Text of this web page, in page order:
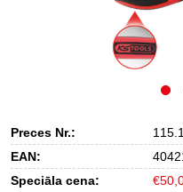
Preces Nr.:
EAN:
Speciāla cena: